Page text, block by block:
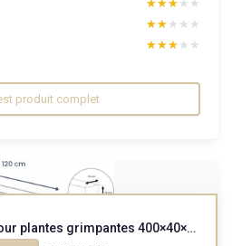
★★★★★
★★★★★
★★★★★
★★★★★
★★★★★
★★★★★
produit complet
Pergola en bois pour plantes grimpantes 400×40×205 cm